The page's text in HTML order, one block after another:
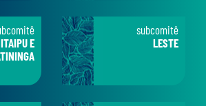
E
subcomitê
LESTE